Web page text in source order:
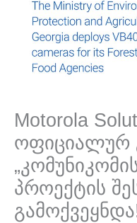
Motorola
ოფიციალურ
პროექტის
გამარჯობათ! რით